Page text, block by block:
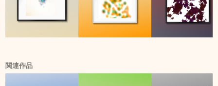
関連作品